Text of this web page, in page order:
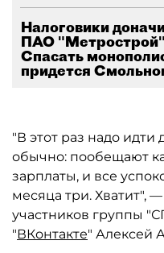
Налоговики
ПАО "Метрострой"
Спасать
придется
"В этот раз надо идти
обычно: пообещают
зарплаты, и все
месяца три. Хватит",
участников группы
"ВКонтакте" Алексей